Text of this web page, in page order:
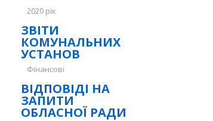
2020 рік
ЗВІТИ
КОМУНАЛЬНИХ
УСТАНОВ
Фінансові
ВІДПОВІДІ НА
ЗАПИТИ
ОБЛАСНОЇ РАДИ